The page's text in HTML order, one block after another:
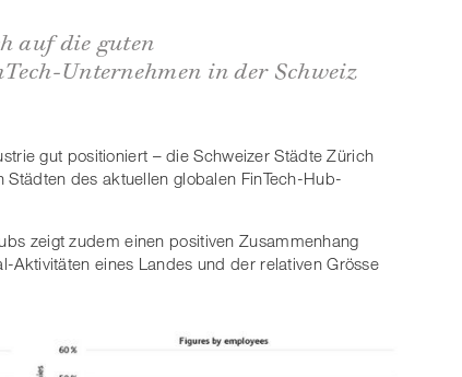
auf die guten
Unternehmen in der Schweiz
gut positioniert – die Schweizer Städte Zürich
des aktuellen globalen FinTech-Hub-
zeigt zudem einen positiven Zusammenhang
eines Landes und der relativen Grösse